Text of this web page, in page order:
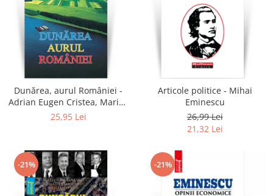
Dunărea, aurul României -
Adrian Eugen Cristea, Marius
Marinescu, Mihai Mitran
25,95 Lei
Articole politice - Mihai
Eminescu
26,99 Lei
21,32 Lei
-21% -21%